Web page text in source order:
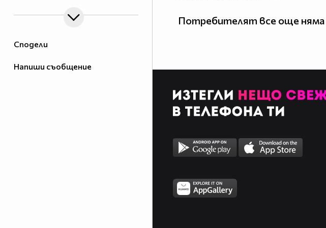
Сподели
Напиши съобщение
Потребителят все още няма